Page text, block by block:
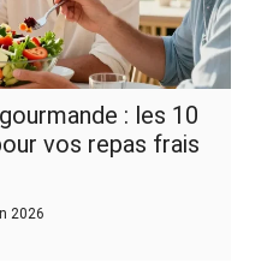
: les 10
vos repas frais
2026